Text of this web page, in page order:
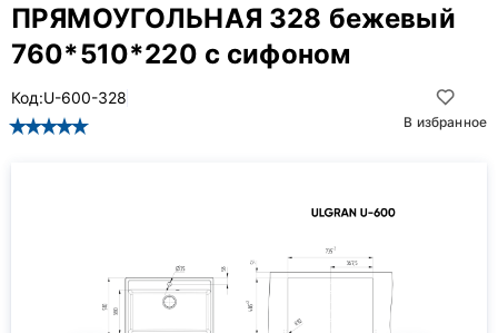
ПРЯМОУГОЛЬНАЯ 328 бежевый
760*510*220 с сифоном
В избранное
Код:U-600-328